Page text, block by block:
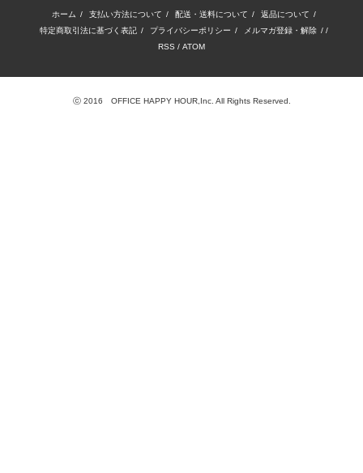
ホーム / 支払い方法について / 配送・送料について / 返品について /
特定商取引法に基づく表記 / プライバシーポリシー / メルマガ登録・解除 / /
RSS / ATOM
ⓒ 2016 OFFICE HAPPY HOUR,Inc. All Rights Reserved.